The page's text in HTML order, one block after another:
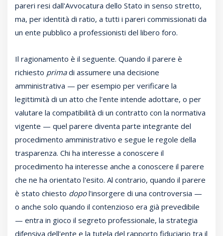
pareri resi dall'Avvocatura dello Stato in senso stretto,
ma, per identità di ratio, a tutti i pareri commissionati da
un ente pubblico a professionisti del libero foro.
Il ragionamento è il seguente. Quando il parere è
richiesto primadi assumere una decisione
amministrativa — per esempio per verificare la
legittimità di un atto che l'ente intende adottare, o per
valutare la compatibilità di un contratto con la normativa
vigente — quel parere diventa parte integrante del
procedimento amministrativo e segue le regole della
trasparenza. Chi ha interesse a conoscere il
procedimento ha interesse anche a conoscere il parere
che ne ha orientato l'esito. Al contrario, quando il parere
è stato chiesto dopol'insorgere di una controversia —
o anche solo quando il contenzioso era già prevedibile
— entra in gioco il segreto professionale, la strategia
difensiva dell'ente e la tutela del rapporto fiduciario tra il